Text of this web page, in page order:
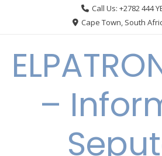
Call Us: +2782 444
Cape Town, South
–